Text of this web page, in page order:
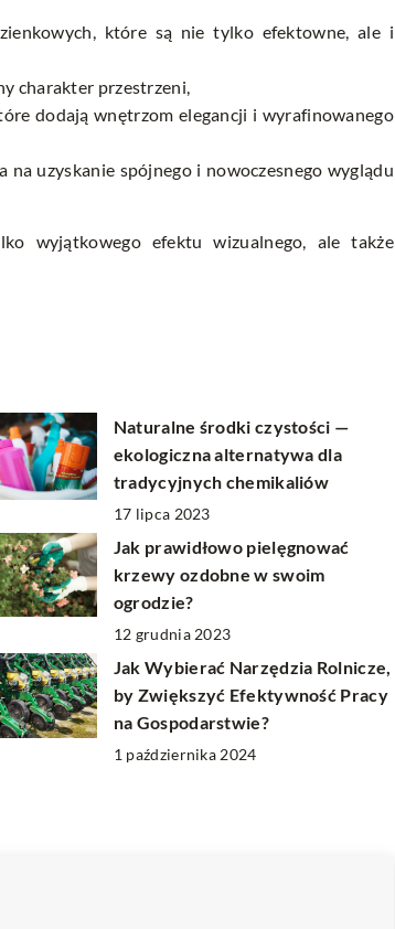
które są nie tylko efektowne, ale i
charakter przestrzeni,
dodają wnętrzom elegancji i wyrafinowanego
uzyskanie spójnego i nowoczesnego wyglądu
wyjątkowego efektu wizualnego, ale także
Naturalne środki czystości —
ekologiczna alternatywa dla
tradycyjnych chemikaliów
17 lipca 2023
Jak prawidłowo pielęgnować
krzewy ozdobne w swoim
ogrodzie?
12 grudnia 2023
Jak Wybierać Narzędzia Rolnicze,
by Zwiększyć Efektywność Pracy
na Gospodarstwie?
1 października 2024